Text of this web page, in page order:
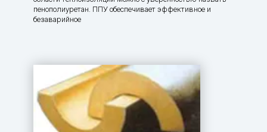
пенополиуретан. ППУ обеспечивает эффективное и
безаварийное